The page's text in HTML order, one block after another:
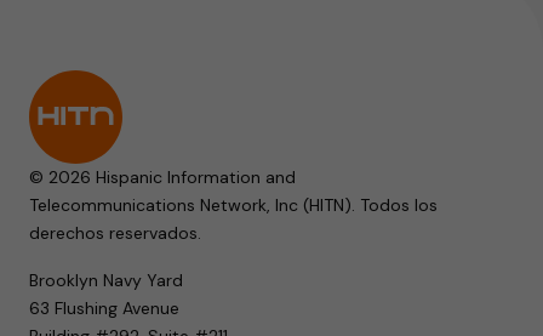
© 2026 Hispanic Information and
Telecommunications Network, Inc (HITN). Todos los
derechos reservados.
Brooklyn Navy Yard
63 Flushing Avenue